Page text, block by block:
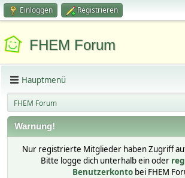
Einloggen Registrieren
FHEM Forum
Hauptmenü
FHEM Forum
Warnung!
Nur registrierte Mitglieder haben Zugriff
Bitte logge dich unterhalb ein oder
Benutzerkonto bei FHEM